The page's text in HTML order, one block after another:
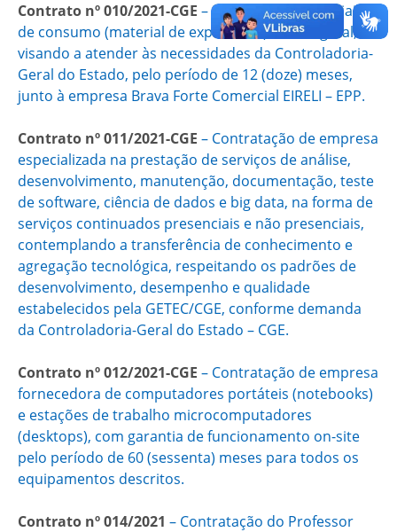
Contrato nº 010/2021-CGE – ​Aquisição de materiais
de consumo (material de expediente) de uso geral,
visando a atender às necessidades da Controladoria-
Geral do Estado​, pelo período de 12 (doze) meses,
junto à empresa Brava Forte Comercial EIRELI – EPP.
Contrato nº 011/2021-CGE – Contratação de empresa
especializada na prestação de serviços de análise,
desenvolvimento, manutenção, documentação, teste
de software, ciência de dados e big data, na forma de
serviços continuados presenciais e não presenciais,
contemplando a transferência de conhecimento e
agregação tecnológica, respeitando os padrões de
desenvolvimento, desempenho e qualidade
estabelecidos pela GETEC/CGE, conforme demanda
da Controladoria-Geral do Estado – CGE.
Contrato nº 012/2021-CGE – ​Contratação de empresa
fornecedora de computadores portáteis (notebooks)
e estações de trabalho microcomputadores
(desktops), com garantia de funcionamento on-site
pelo período de 60 (sessenta) meses para todos os
equipamentos descritos.
Contrato nº 014/2021 – Contratação do Professor